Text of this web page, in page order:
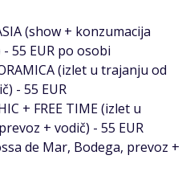
(show + konzumacija
55 EUR po osobi
(izlet u trajanju od
- 55 EUR
+ FREE TIME (izlet u
+ vodič) - 55 EUR
de Mar, Bodega, prevoz +